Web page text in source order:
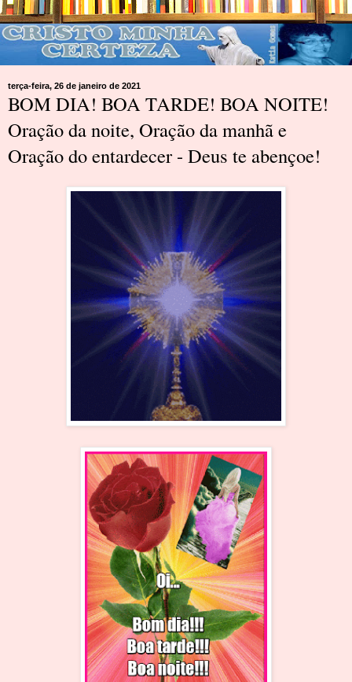
terça-feira, 26 de janeiro de 2021
BOM DIA! BOA TARDE! BOA NOITE!
Oração da noite, Oração da manhã e
Oração do entardecer - Deus te abençoe!